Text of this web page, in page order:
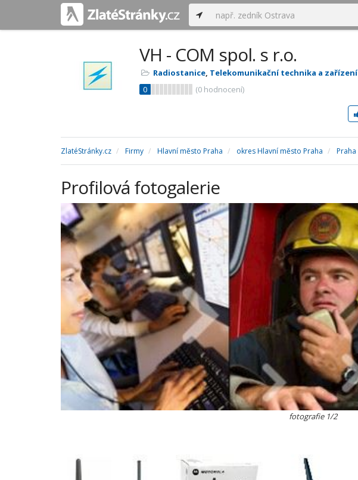
VH - COM spol. s r.o.
Radiostanice, Telekomunikační technika a zařízení
0
(0 hodnocení)
ZlatéStránky.cz Firmy Hlavní město Praha okres Hlavní město Praha Praha
Profilová fotogalerie
fotografie 1/2